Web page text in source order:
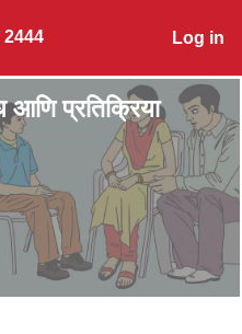
2444 Log in
प्रतिक्रिया